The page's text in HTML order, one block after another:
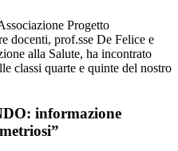
Progetto
docenti, prof.sse De Felice e
alla Salute, ha incontrato
classi quarte e quinte del nostro
informazione